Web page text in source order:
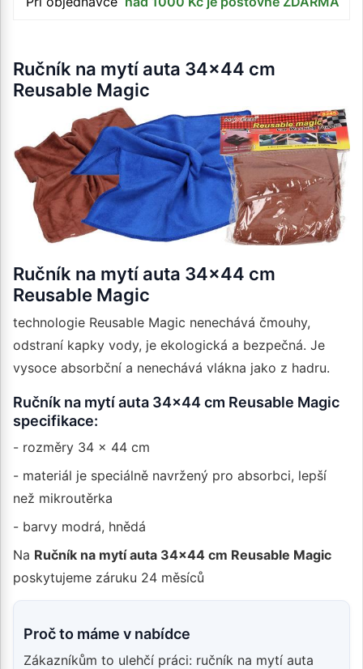
Ručník na mytí auta 34x44 cm
Reusable Magic
Ručník na mytí auta 34x44 cm
Reusable Magic
technologie Reusable Magic nenechává čmouhy,
odstraní kapky vody, je ekologická a bezpečná. Je
vysoce absorbční a nenechává vlákna jako z hadru.
Ručník na mytí auta 34x44 cm Reusable Magic
specifikace:
- rozměry 34 x 44 cm
- materiál je speciálně navržený pro absorbci, lepší
než mikroutěrka
- barvy modrá, hnědá
Na Ručník na mytí auta 34x44 cm Reusable Magic
poskytujeme záruku 24 měsíců
Proč to máme v nabídce
Zákazníkům to ulehčí práci: ručník na mytí auta